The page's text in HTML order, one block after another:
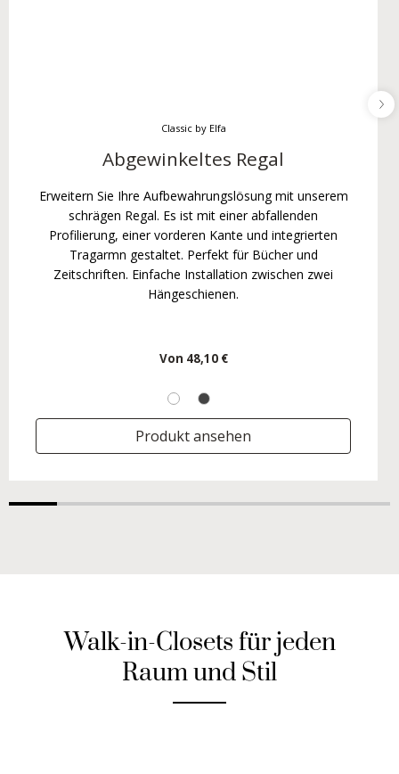
Classic by Elfa
Abgewinkeltes Regal
Erweitern Sie Ihre Aufbewahrungslösung mit unserem
schrägen Regal. Es ist mit einer abfallenden
Profilierung, einer vorderen Kante und integrierten
Tragarmn gestaltet. Perfekt für Bücher und
Zeitschriften. Einfache Installation zwischen zwei
Hängeschienen.
Von 48,10 €
Produkt ansehen
Walk-in-Closets für jeden
Raum und Stil